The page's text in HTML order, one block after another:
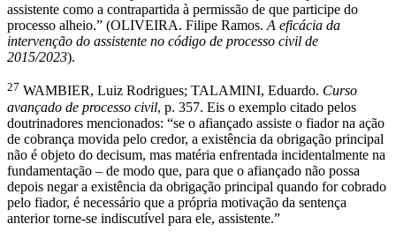
assistente como a contrapartida à permissão de que participe do
processo alheio.” (OLIVEIRA. Filipe Ramos. A eficácia da
intervenção do assistente no código de processo civil de
2015/2023).
27 WAMBIER, Luiz Rodrigues; TALAMINI, Eduardo. Curso
avançado de processo civil, p. 357. Eis o exemplo citado pelos
doutrinadores mencionados: “se o afiançado assiste o fiador na ação
de cobrança movida pelo credor, a existência da obrigação principal
não é objeto do decisum, mas matéria enfrentada incidentalmente na
fundamentação – de modo que, para que o afiançado não possa
depois negar a existência da obrigação principal quando for cobrado
pelo fiador, é necessário que a própria motivação da sentença
anterior torne-se indiscutível para ele, assistente.”